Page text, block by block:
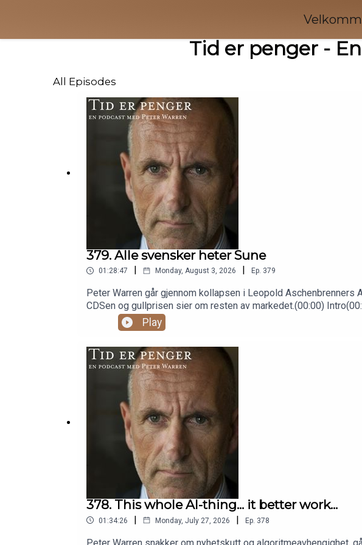
Tid er penger -
All Episodes
379. Alle svensker heter Sune
01:28:47 Monday, August 3, 2026 Ep. 379
Peter Warren går gjennom kollapsen i Leopold
CDSen og gullprisen sier om resten av markedet.(00:00)
prosent(05:23) Citadel kjøper hele aksjeboka mens han gifter
Prime brokerage, giring og reguleringen som ble
valutaintervensjonen noensinne og Bessents notatblokk(40:48)
prosent fra toppen(1:07:45) Norske hedgefond og high yield
Play
378. This whole AI-thing... it better work...
01:34:26 | Monday, July 27, 2026 | Ep. 378
Peter Warren snakker om nyhetskutt og algoritmeavhengighet,